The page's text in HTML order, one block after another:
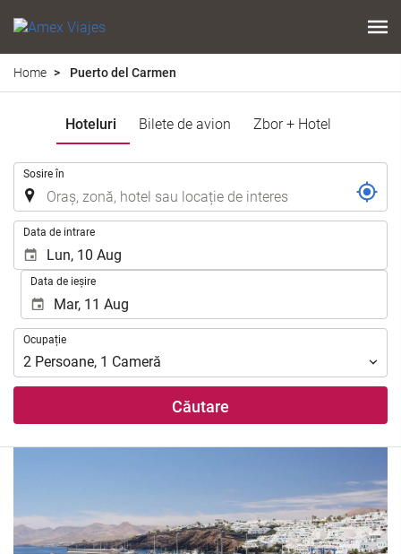
Home Puerto del Carmen
Hoteluri Bilete de avion Zbor + Hotel
Sosire în
Data de intrare
Data de ieșire
Ocupație
Ocupație
2 Persoane, 1 Cameră
Căutare